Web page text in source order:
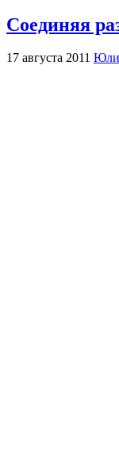
Соединяя
17 августа 2011